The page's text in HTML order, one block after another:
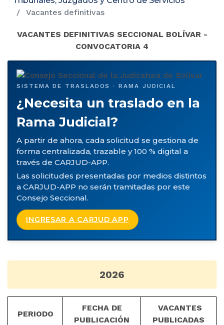
Vacantes definitivas
VACANTES DEFINITIVAS SECCIONAL BOLÍVAR -
CONVOCATORIA 4
SISTEMA DE TRASLADOS · RAMA JUDICIAL
¿Necesita un traslado en la
Rama Judicial?
A partir de ahora, cada solicitud se gestiona de
forma centralizada, trazable y 100 % digital a
través de CARJUD-APP.
Las solicitudes presentadas por medios distintos
a CARJUD-APP no serán tramitadas por este
Consejo Seccional.
INGRESAR A CARJUD APP
2026
PERIODO
FECHA DE
PUBLICACIÓN
VACANTES
PUBLICADAS